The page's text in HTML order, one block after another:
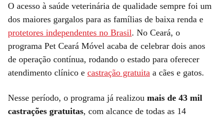
O acesso à saúde veterinária de qualidade sempre foi um
dos maiores gargalos para as famílias de baixa renda e
protetores independentes no Brasil. No Ceará, o
programa Pet Ceará Móvel acaba de celebrar dois anos
de operação contínua, rodando o estado para oferecer
atendimento clínico e castração gratuita a cães e gatos.
Nesse período, o programa já realizou mais de 43 mil
castrações gratuitas, com alcance de todas as 14